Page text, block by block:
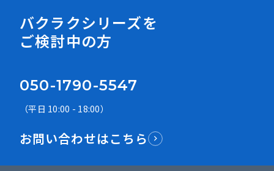
バクラクシリーズを
ご検討中の方
050-1790-5547
（平日 10:00 - 18:00）
お問い合わせはこちら